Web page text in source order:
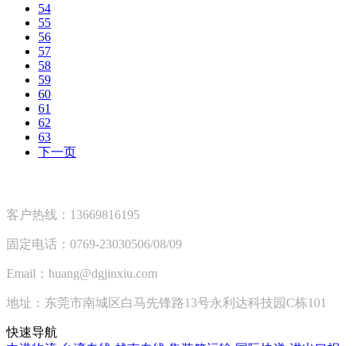
54
55
56
57
58
59
60
61
62
63
下一页
客户热线：13669816195
固定电话：0769-23030506/08/09
Email：huang@dgjinxiu.com
地址：东莞市南城区白马先锋路13号永利达科技园C栋101
快速导航